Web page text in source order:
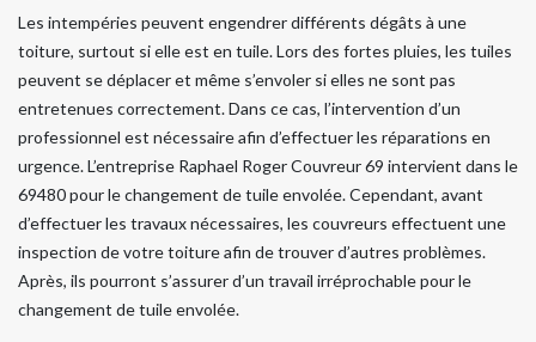
Les intempéries peuvent engendrer différents dégâts à une
toiture, surtout si elle est en tuile. Lors des fortes pluies, les tuiles
peuvent se déplacer et même s’envoler si elles ne sont pas
entretenues correctement. Dans ce cas, l’intervention d’un
professionnel est nécessaire afin d’effectuer les réparations en
urgence. L’entreprise Raphael Roger Couvreur 69 intervient dans le
69480 pour le changement de tuile envolée. Cependant, avant
d’effectuer les travaux nécessaires, les couvreurs effectuent une
inspection de votre toiture afin de trouver d’autres problèmes.
Après, ils pourront s’assurer d’un travail irréprochable pour le
changement de tuile envolée.